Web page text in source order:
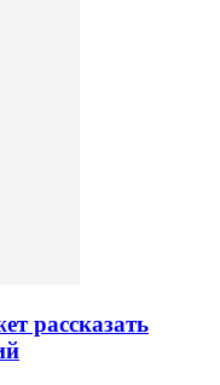
рассказать